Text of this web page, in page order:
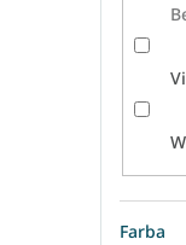
Farba